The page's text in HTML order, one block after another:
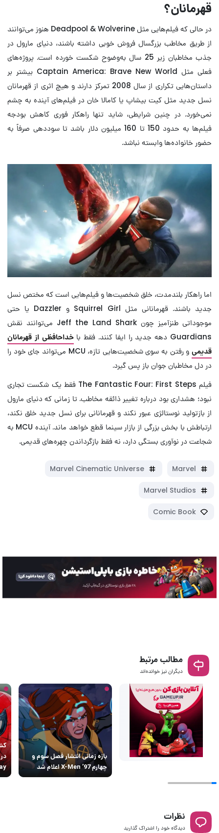
قهرمانان؟
در حالی که فیلم‌هایی مثل Deadpool & Wolverine هنوز می‌توانند
از طریق مخاطب بزرگسال فروش خوبی داشته باشند، دنیای مارول در
جذب مخاطبان زیر 25 سال به‌وضوح شکست خورده است. پروژه‌های
فعلی مثل Captain America: Brave New World بیشتر بر
داستان‌هایی تکراری از سال 2008 تمرکز دارند و هیچ اثری از قهرمانان
نسل جدید مثل کیت بیشاپ یا کامالا خان در فیلم‌های آینده به چشم
نمی‌خورد. در چنین شرایطی، شاید تنها راهکار فوری کاهش بودجه
فیلم‌ها به حدود 150 تا 160 میلیون دلار باشد تا سوددهی صرفاً به
حضور خانواده‌ها وابسته نباشد.
اما راهکار بلندمدت، خلق شخصیت‌ها و فیلم‌هایی است که مختص نسل
جدید باشند. قهرمانانی مثل Squirrel Girl و Dazzler یا حتی
موجوداتی طنزآمیز چون Jeff the Land Shark می‌توانند نقش
Guardians دهه جدید را ایفا کنند. فقط با
خداحافظی از قهرمانان
قدیمی
و رفتن به سوی شخصیت‌هایی تازه، MCU می‌تواند جای خود را
در دل مخاطبان جوان باز پس گیرد.
فیلم The Fantastic Four: First Steps فقط یک شکست تجاری
نبود؛ هشداری بود درباره تغییر ذائقه مخاطب. تا زمانی که دنیای مارول
از بازتولید نوستالژی عبور نکند و قهرمانانی برای نسل جدید خلق نکند،
ارتباطش با بخش بزرگی از بازار سینما قطع خواهد ماند. آینده MCU به
شجاعت در نوآوری بستگی دارد، نه فقط بازگرداندن چهره‌های قدیمی.
Marvel
Marvel Cinematic Universe
Marvel Studios
Comic Book
مطالب مرتبط
دیگران نیز خوانده‌اند
بازه زمانی انتشار فصل سوم و
چهارم X-Men ’97 اعلام شد
نظرات
دیدگاه خود را اشتراک گذارید